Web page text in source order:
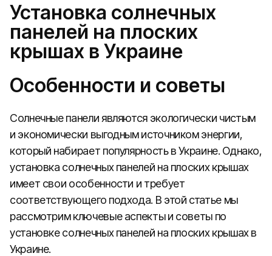
Установка солнечных
панелей на плоских
крышах в Украине
Особенности и советы
Солнечные панели являются экологически чистым
и экономически выгодным источником энергии,
который набирает популярность в Украине. Однако,
установка солнечных панелей на плоских крышах
имеет свои особенности и требует
соответствующего подхода. В этой статье мы
рассмотрим ключевые аспекты и советы по
установке солнечных панелей на плоских крышах в
Украине.